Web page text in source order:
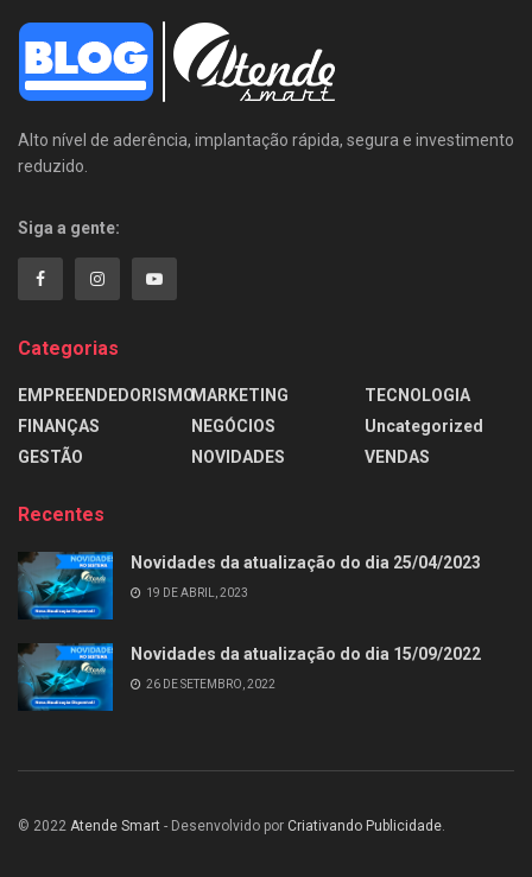
Alto nível de aderência, implantação rápida, segura e investimento
reduzido.
Siga a gente:
Categorias
EMPREENDEDORISMO
FINANÇAS
GESTÃO
MARKETING
NEGÓCIOS
NOVIDADES
TECNOLOGIA
Uncategorized
VENDAS
Recentes
Novidades da atualização do dia 25/04/2023
19 DE ABRIL, 2023
Novidades da atualização do dia 15/09/2022
26 DE SETEMBRO, 2022
© 2022 Atende Smart - Desenvolvido por Criativando Publicidade.